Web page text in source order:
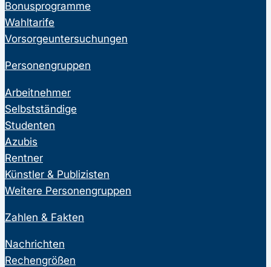
Bonusprogramme
Wahltarife
Vorsorgeuntersuchungen
Personengruppen
Arbeitnehmer
Selbstständige
Studenten
Azubis
Rentner
Künstler & Publizisten
Weitere Personengruppen
Zahlen & Fakten
Nachrichten
Rechengrößen